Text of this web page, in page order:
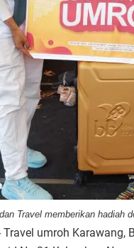
Travel memberikan hadiah
Travel umroh Karawang,